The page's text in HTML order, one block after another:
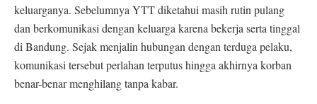
keluarganya. Sebelumnya YTT diketahui masih rutin pulang
dan berkomunikasi dengan keluarga karena bekerja serta tinggal
di Bandung. Sejak menjalin hubungan dengan terduga pelaku,
komunikasi tersebut perlahan terputus hingga akhirnya korban
benar-benar menghilang tanpa kabar.